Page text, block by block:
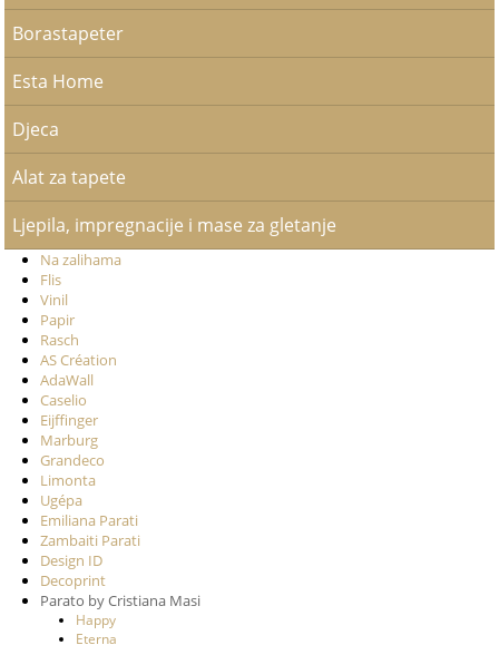
Borastapeter
Esta Home
Djeca
Alat za tapete
Ljepila, impregnacije i mase za gletanje
Na zalihama
Flis
Vinil
Papir
Rasch
AS Création
AdaWall
Caselio
Eijffinger
Marburg
Grandeco
Limonta
Ugépa
Emiliana Parati
Zambaiti Parati
Design ID
Decoprint
Parato by Cristiana Masi
Happy
Eterna